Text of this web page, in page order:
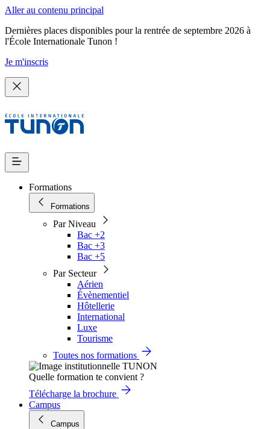
Aller au contenu principal
Dernières places disponibles pour la rentrée de septembre 2026 à
l'École Internationale Tunon !
Je m'inscris
Formations
Formations
Par Niveau
Bac +2
Bac +3
Bac +5
Par Secteur
Aérien
Évènementiel
Hôtellerie
International
Luxe
Tourisme
Toutes nos formations
Quelle formation te convient ?
Télécharge la brochure
Campus
Campus